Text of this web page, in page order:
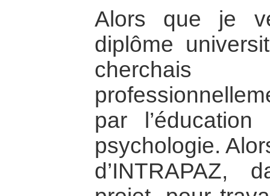
Alors que je
diplôme
cherchais
par
psychologie.
d’INTRAPAZ,